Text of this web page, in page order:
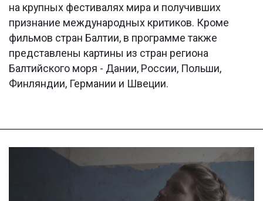
на крупных фестивалях мира и получивших
признание международных критиков. Кроме
фильмов стран Балтии, в программе также
представлены картины из стран региона
Балтийского моря - Дании, России, Польши,
Финляндии, Германии и Швеции.